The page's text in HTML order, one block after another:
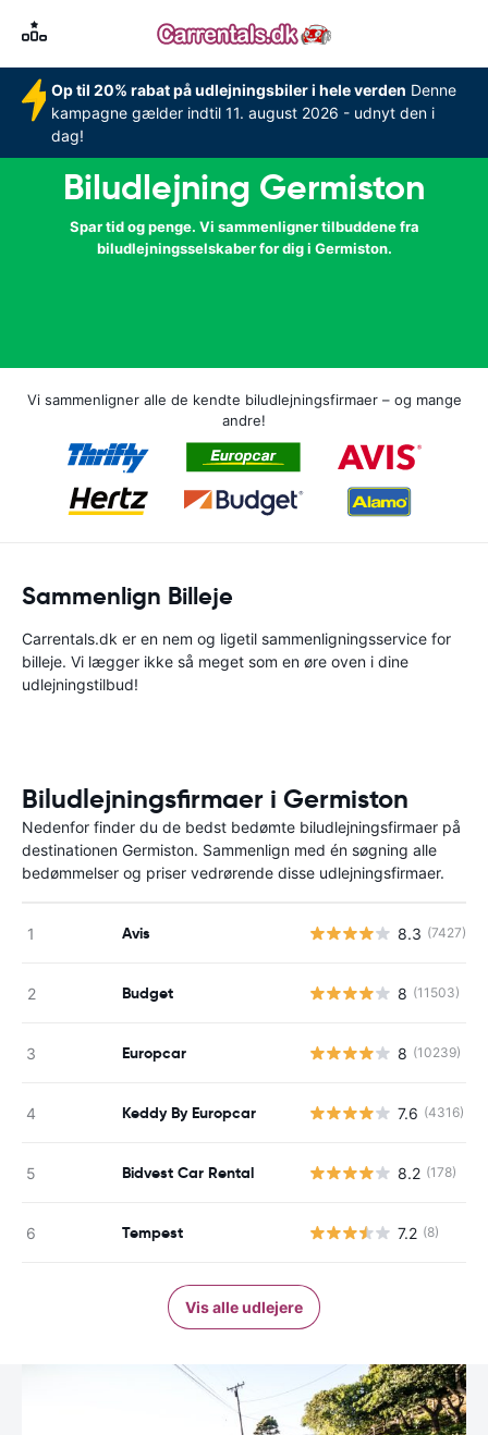
Op til 20% rabat på udlejningsbiler i hele verden Denne
kampagne gælder indtil 11. august 2026 - udnyt den i
dag!
Biludlejning Germiston
Spar tid og penge. Vi sammenligner tilbuddene fra
biludlejningsselskaber for dig i Germiston.
Vi sammenligner alle de kendte biludlejningsfirmaer – og mange
andre!
Sammenlign Billeje
Carrentals.dk er en nem og ligetil sammenligningsservice for
billeje. Vi lægger ikke så meget som en øre oven i dine
udlejningstilbud!
Biludlejningsfirmaer i Germiston
Nedenfor finder du de bedst bedømte biludlejningsfirmaer på
destinationen Germiston. Sammenlign med én søgning alle
bedømmelser og priser vedrørende disse udlejningsfirmaer.
Avis 8.3 (7427)
Budget 8 (11503)
Europcar 8 (10239)
Keddy By Europcar 7.6 (4316)
Bidvest Car Rental 8.2 (178)
Tempest 7.2 (8)
Vis alle udlejere